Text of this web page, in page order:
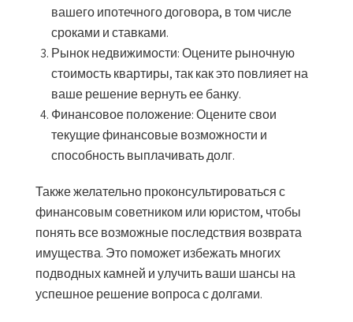
вашего ипотечного договора, в том числе
сроками и ставками.
Рынок недвижимости:Оцените рыночную
стоимость квартиры, так как это повлияет на
ваше решение вернуть ее банку.
Финансовое положение:Оцените свои
текущие финансовые возможности и
способность выплачивать долг.
Также желательно проконсультироваться с
финансовым советником или юристом, чтобы
понять все возможные последствия возврата
имущества. Это поможет избежать многих
подводных камней и улучить ваши шансы на
успешное решение вопроса с долгами.